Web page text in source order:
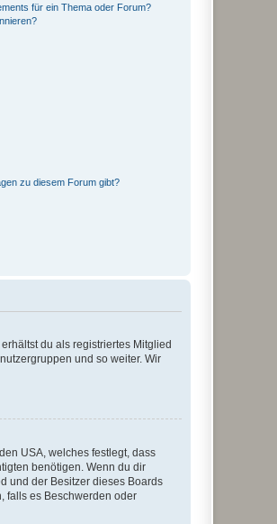
für ein Thema oder Forum?
zu diesem Forum gibt?
du als registriertes Mitglied
und so weiter. Wir
USA, welches festlegt, dass
benötigen. Wenn du dir
und der Besitzer dieses Boards
falls es Beschwerden oder